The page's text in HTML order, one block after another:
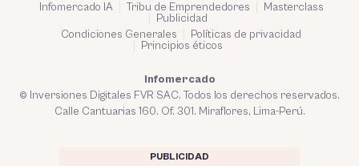
Infomercado IA Tribu de Emprendedores
Masterclass
Publicidad
Condiciones Generales
Políticas de privacidad
Principios éticos
Infomercado
© Inversiones Digitales FVR SAC. Todos los derechos reservados.
Calle Cantuarias 160. Of. 301. Miraflores, Lima-Perú.
PUBLICIDAD